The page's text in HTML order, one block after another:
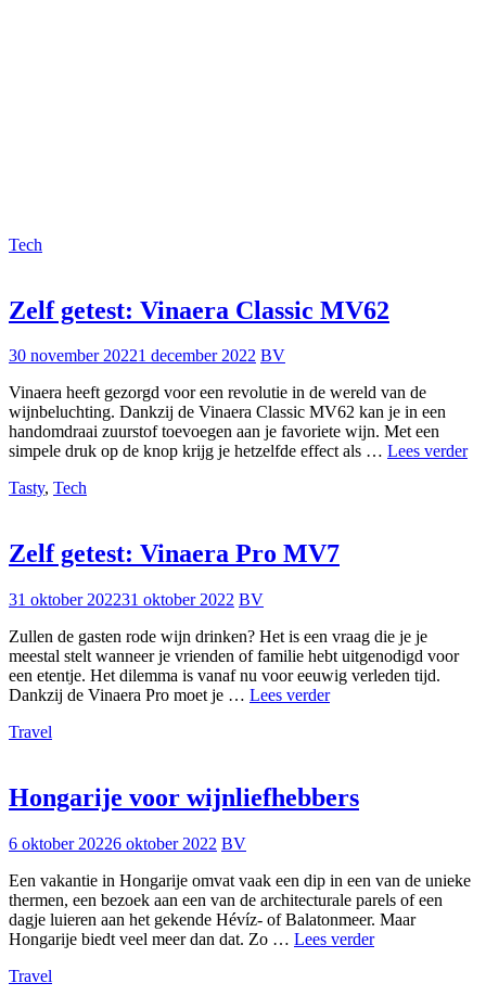
Tech
Zelf getest: Vinaera Classic MV62
30 november 20221 december 2022 BV
Vinaera heeft gezorgd voor een revolutie in de wereld van de
wijnbeluchting. Dankzij de Vinaera Classic MV62 kan je in een
handomdraai zuurstof toevoegen aan je favoriete wijn. Met een
simpele druk op de knop krijg je hetzelfde effect als … Lees verder
Tasty, Tech
Zelf getest: Vinaera Pro MV7
31 oktober 202231 oktober 2022 BV
Zullen de gasten rode wijn drinken? Het is een vraag die je je
meestal stelt wanneer je vrienden of familie hebt uitgenodigd voor
een etentje. Het dilemma is vanaf nu voor eeuwig verleden tijd.
Dankzij de Vinaera Pro moet je … Lees verderZelf
Travel
Hongarije voor wijnliefhebbers
6 oktober 20226 oktober 2022 BV
Een vakantie in Hongarije omvat vaak een dip in een van de unieke
thermen, een bezoek aan een van de architecturale parels of een
dagje luieren aan het gekende Hévíz- of Balatonmeer. Maar
Hongarije biedt veel meer dan dat. Zo … Lees verderHongarije
Travel